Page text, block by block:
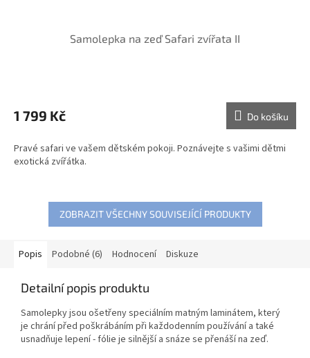
Samolepka na zeď Safari zvířata II
1 799 Kč Do košíku
Pravé safari ve vašem dětském pokoji. Poznávejte s vašimi dětmi
exotická zvířátka.
ZOBRAZIT VŠECHNY SOUVISEJÍCÍ PRODUKTY
Popis Podobné (6) Hodnocení Diskuze
Detailní popis produktu
Samolepky jsou ošetřeny speciálním matným laminátem, který
je chrání před poškrábáním při každodenním používání a také
usnadňuje lepení - fólie je silnější a snáze se přenáší na zeď.